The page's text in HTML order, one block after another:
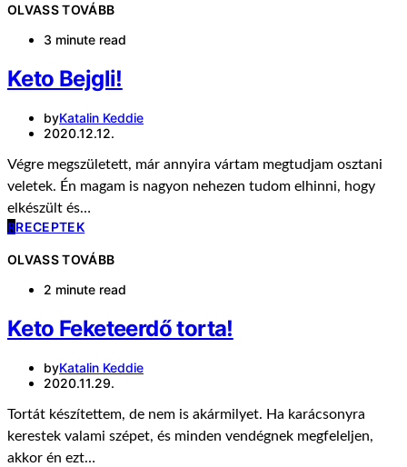
OLVASS TOVÁBB
3 minute read
Keto Bejgli!
byKatalin Keddie
2020.12.12.
Végre megszületett, már annyira vártam megtudjam osztani
veletek. Én magam is nagyon nehezen tudom elhinni, hogy
elkészült és…
RRECEPTEK
OLVASS TOVÁBB
2 minute read
Keto Feketeerdő torta!
byKatalin Keddie
2020.11.29.
Tortát készítettem, de nem is akármilyet. Ha karácsonyra
kerestek valami szépet, és minden vendégnek megfeleljen,
akkor én ezt…